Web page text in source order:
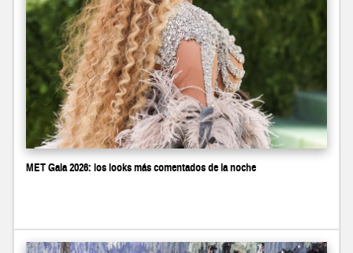
MET Gala 2026: los looks más comentados de la noche